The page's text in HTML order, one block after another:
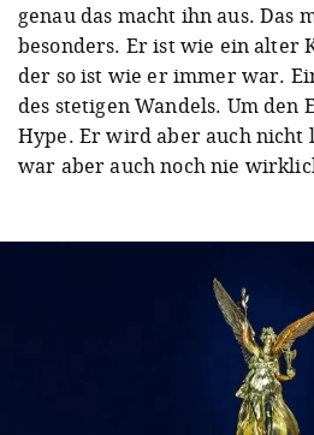
genau das macht ihn aus. Das
besonders. Er ist wie ein alter
der so ist wie er immer war.
des stetigen Wandels. Um den
Hype. Er wird aber auch nicht
war aber auch noch nie